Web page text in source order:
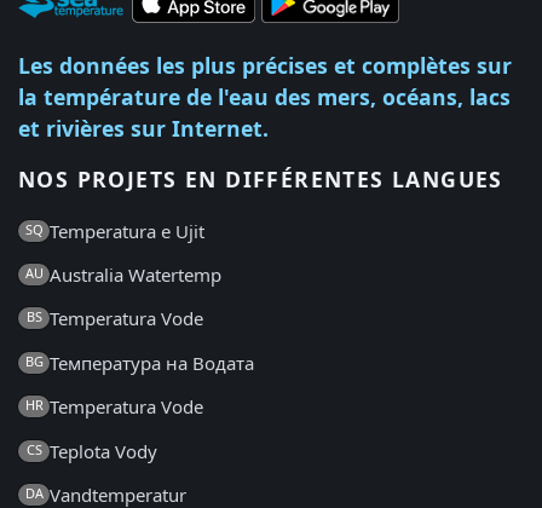
Les données les plus précises et complètes sur
la température de l'eau des mers, océans, lacs
et rivières sur Internet.
NOS PROJETS EN DIFFÉRENTES LANGUES
SQ Temperatura e Ujit
AU Australia Watertemp
BS Temperatura Vode
BG Температура на Водата
HR Temperatura Vode
CS Teplota Vody
DA Vandtemperatur